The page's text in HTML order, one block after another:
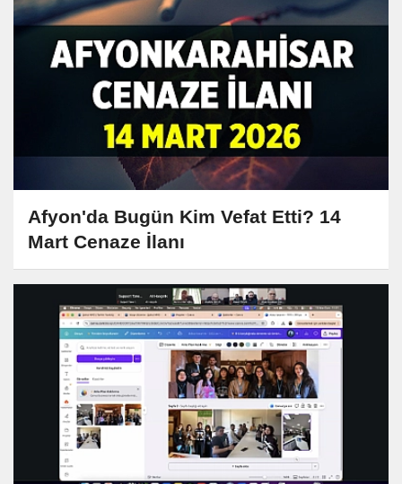
Afyon'da Bugün Kim Vefat Etti? 14
Mart Cenaze İlanı